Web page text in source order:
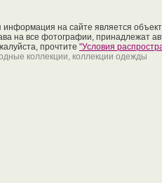
информация на сайте является
на все фотографии, принадлежат
прочтите "Условия
коллекции, коллекции одежды